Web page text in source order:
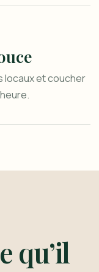
locaux et coucher
qu’il